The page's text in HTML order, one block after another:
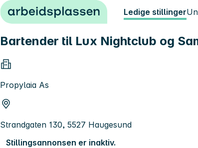
Hopp til innhold Ledige stillinger
Bartender til Lux Nightclub og
Propylaia As
Strandgaten 130, 5527 Haugesund
Stillingsannonsen er inaktiv.